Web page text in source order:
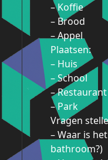
– Koffie
– Brood
– Appel
Plaatsen:
– Huis
– School
– Restaurant
– Park
Vragen
– Waar is
bathroom?)